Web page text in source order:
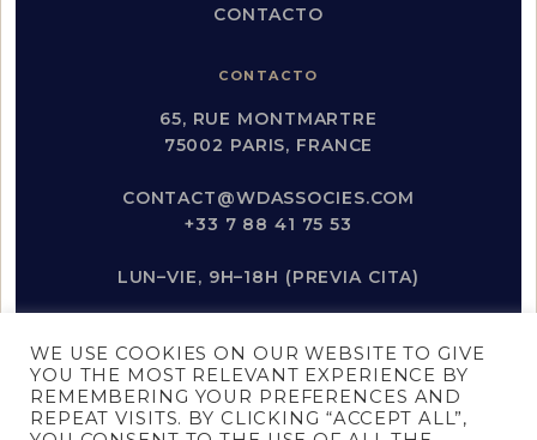
CONTACTO
CONTACTO
65, RUE MONTMARTRE
75002 PARIS, FRANCE
CONTACT@WDASSOCIES.COM
+33 7 88 41 75 53
LUN–VIE, 9H–18H (PREVIA CITA)
INSTAGRAM
LINKEDIN
YOUTUBE
WE USE COOKIES ON OUR WEBSITE TO GIVE
YOU THE MOST RELEVANT EXPERIENCE BY
REMEMBERING YOUR PREFERENCES AND
REPEAT VISITS. BY CLICKING “ACCEPT ALL”,